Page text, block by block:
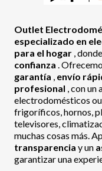
Outlet
especializado en
para el hogar ,
confianza .
garantía , envío
profesional , con un
electrodomésticos
frigoríficos, hornos,
televisores,
muchas cosas más.
transparencia y un
garantizar una